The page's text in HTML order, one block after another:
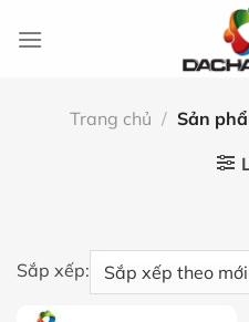
đến
Trang chủ / Sản
Sắp xếp: